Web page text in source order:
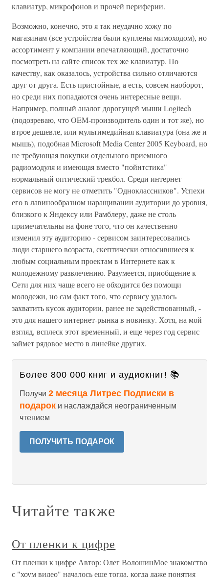
клавиатур, микрофонов и прочей периферии.
Возможно, конечно, это я так неудачно хожу по
магазинам (все устройства были куплены мимоходом), но
ассортимент у компании впечатляющий, достаточно
посмотреть на сайте список тех же клавиатур. По
качеству, как оказалось, устройства сильно отличаются
друг от друга. Есть пристойные, а есть, совсем наоборот,
но среди них попадаются очень интересные вещи.
Например, полный аналог дорогущей мыши Logitech
(подозреваю, что OEM-производитель один и тот же), но
втрое дешевле, или мультимедийная клавиатура (она же и
мышь), подобная Microsoft Media Сenter 2005 Keyboard, но
не требующая покупки отдельного приемного
радиомодуля и имеющая вместо "пойнтстика"
нормальный оптический трекбол. Среди интернет-
сервисов не могу не отметить "Одноклассников". Успехи
его в лавинообразном наращивании аудитории до уровня,
близкого к Яндексу или Рамблеру, даже не столь
примечательны на фоне того, что он качественно
изменил эту аудиторию - сервисом заинтересовались
люди старшего возраста, скептически относившиеся к
любым социальным проектам в Интернете как к
молодежному развлечению. Разумеется, приобщение к
Сети для них чаще всего не обходится без помощи
молодежи, но сам факт того, что сервису удалось
захватить кусок аудитории, ранее не задействованный, -
это для нашего интернет-рынка в новинку. Хотя, на мой
взгляд, всплеск этот временный, и еще через год сервис
займет рядовое место в линейке других.
Более 800 000 книг и аудиокниг! 📚
Получи 2 месяца Литрес Подписки в
подарок и наслаждайся неограниченным
чтением
ПОЛУЧИТЬ ПОДАРОК
Читайте также
От пленки к цифре
От пленки к цифре Автор: Олег ВолошинМое знакомство
с "хоум видео" началось еще тогда, когда даже понятия